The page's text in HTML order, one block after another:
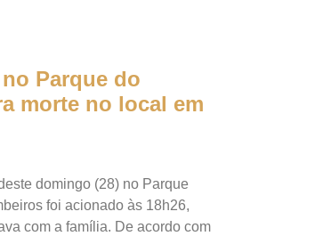
Parque do
morte no local em
domingo (28) no Parque
foi acionado às 18h26,
com a família. De acordo com